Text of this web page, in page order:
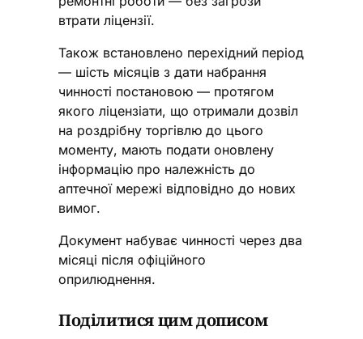
втрати ліцензії.
Також встановлено перехідний період
— шість місяців з дати набрання
чинності постановою — протягом
якого ліцензіати, що отримали дозвіл
на роздрібну торгівлю до цього
моменту, мають подати оновлену
інформацію про належність до
аптечної мережі відповідно до нових
вимог.
Документ набуває чинності через два
місяці після офіційного
оприлюднення.
Поділитися цим дописом